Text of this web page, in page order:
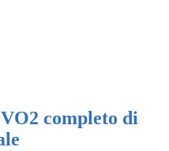
completo di